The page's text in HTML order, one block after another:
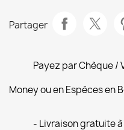
Partager
Payez par Chèque /
Money ou en Espèces en
- Livraison gratuite